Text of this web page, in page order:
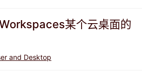
某个云桌面的
and Desktop